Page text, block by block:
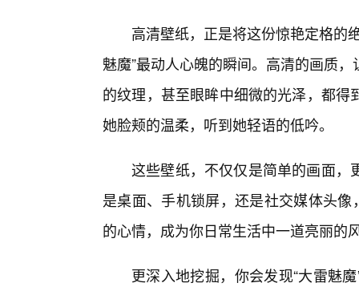
高清壁纸，正是将这份惊艳定格的
魅魔”最动人心魄的瞬间。高清的画质
的纹理，甚至眼眸中细微的光泽，都
她脸颊的温柔，听到她轻语的低吟。
这些壁纸，不仅仅是简单的画面，
是桌面、手机锁屏，还是社交媒体头
的心情，成为你日常生活中一道亮丽的
更深入地挖掘，你会发现“大雷魅